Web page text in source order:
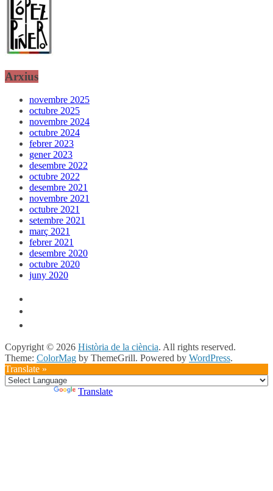
Arxius
novembre 2025
octubre 2025
novembre 2024
octubre 2024
febrer 2023
gener 2023
desembre 2022
octubre 2022
desembre 2021
novembre 2021
octubre 2021
setembre 2021
març 2021
febrer 2021
desembre 2020
octubre 2020
juny 2020
Copyright © 2026 Història de la ciència. All rights reserved.
Theme: ColorMag by ThemeGrill. Powered by WordPress.
Translate »
Translate